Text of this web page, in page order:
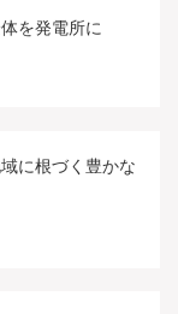
を発電所に
に根づく豊かな